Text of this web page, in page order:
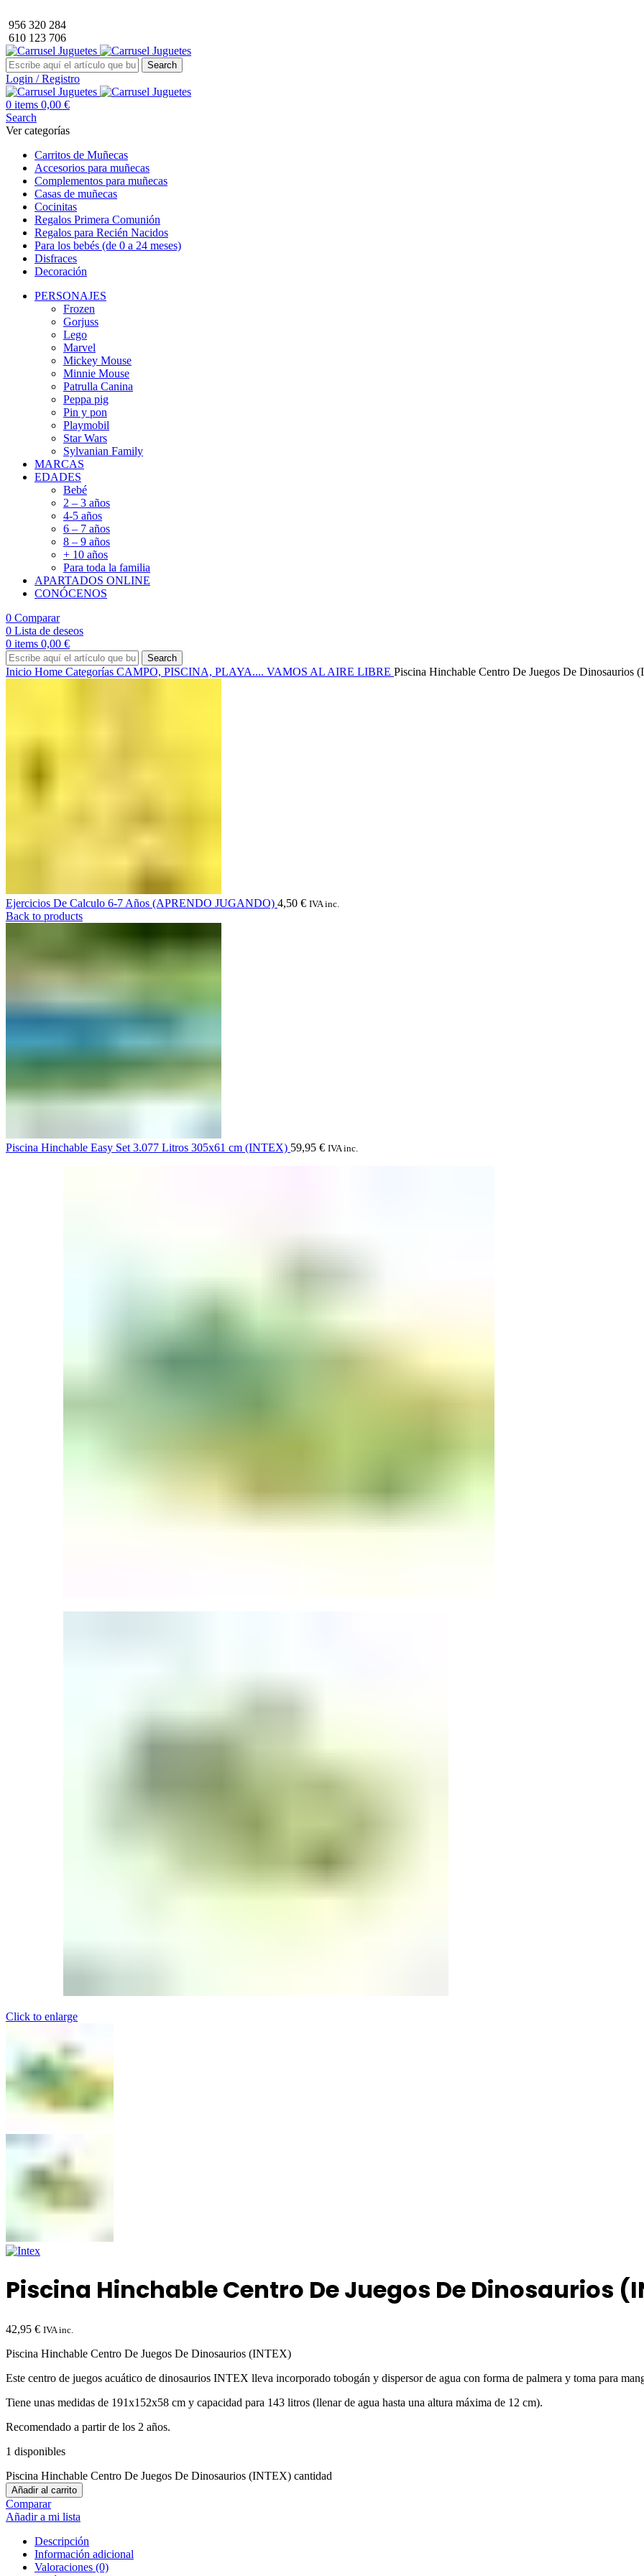
956 320 284
610 123 706
Search
Login / Registro
0 items 0,00 €
Search
Ver categorías
Carritos de Muñecas
Accesorios para muñecas
Complementos para muñecas
Casas de muñecas
Cocinitas
Regalos Primera Comunión
Regalos para Recién Nacidos
Para los bebés (de 0 a 24 meses)
Disfraces
Decoración
PERSONAJES
Frozen
Gorjuss
Lego
Marvel
Mickey Mouse
Minnie Mouse
Patrulla Canina
Peppa pig
Pin y pon
Playmobil
Star Wars
Sylvanian Family
MARCAS
EDADES
Bebé
2 – 3 años
4-5 años
6 – 7 años
8 – 9 años
+ 10 años
Para toda la familia
APARTADOS ONLINE
CONÓCENOS
0 Comparar
0 Lista de deseos
0 items 0,00 €
Search
Inicio Home Categorías CAMPO, PISCINA, PLAYA.... VAMOS AL AIRE LIBRE Piscina Hinchable Centro De Juegos De Dinosaurios
Ejercicios De Calculo 6-7 Años (APRENDO JUGANDO) 4,50 € IVA inc.
Back to products
Piscina Hinchable Easy Set 3.077 Litros 305x61 cm (INTEX) 59,95 € IVA inc.
Click to enlarge
Piscina Hinchable Centro De Juegos De Dinosaurios
42,95 € IVA inc.
Piscina Hinchable Centro De Juegos De Dinosaurios (INTEX)
Este centro de juegos acuático de dinosaurios INTEX lleva incorporado tobogán y dispersor de agua con forma de palmera y toma para
Tiene unas medidas de 191x152x58 cm y capacidad para 143 litros (llenar de agua hasta una altura máxima de 12 cm).
Recomendado a partir de los 2 años.
1 disponibles
Piscina Hinchable Centro De Juegos De Dinosaurios (INTEX) cantidad
Añadir al carrito
Comparar
Añadir a mi lista
Descripción
Información adicional
Valoraciones (0)